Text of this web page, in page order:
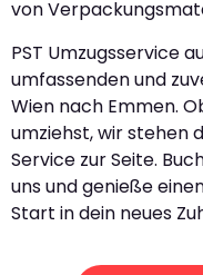
von
PST Umzugsservice
umfassenden und
Wien nach Emmen.
umziehst, wir stehen
Service zur Seite.
uns und genieße
Start in dein neues